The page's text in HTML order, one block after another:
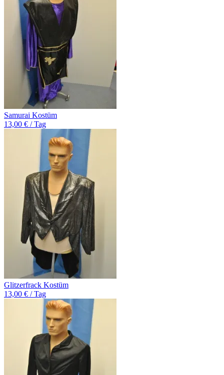
Samurai Kostüm
13,00 € / Tag
Glitzerfrack Kostüm
13,00 € / Tag